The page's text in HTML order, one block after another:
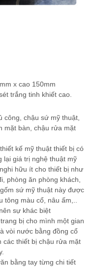
x cao 150mm
trắng tinh khiết cao.
công, chậu sứ mỹ thuật,
mặt bàn, chậu rửa mặt
kế mỹ thuật thiết bị có
lại giá trị nghệ thuật mỹ
hữu ít cho thiết bị như
phòng ăn phòng khách,
sứ mỹ thuật này được
tông màu cổ, nâu ấm,..
sự khác biệt
bị cho mình một gian
vòi nước bằng đồng cổ
các thiết bị chậu rửa mặt
bằng tay từng chi tiết